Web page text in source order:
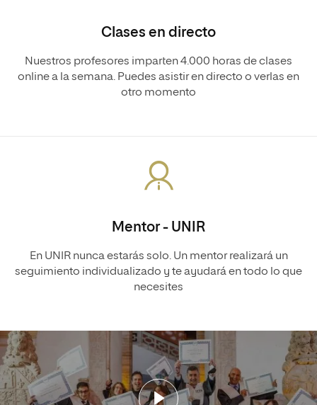
Clases en directo
Nuestros profesores imparten 4.000 horas de clases
online a la semana. Puedes asistir en directo o verlas en
otro momento
Mentor - UNIR
En UNIR nunca estarás solo. Un mentor realizará un
seguimiento individualizado y te ayudará en todo lo que
necesites